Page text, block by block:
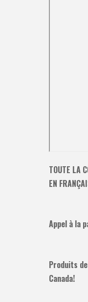
TOUTE LA
EN
Appel à la
Produits
Canada!